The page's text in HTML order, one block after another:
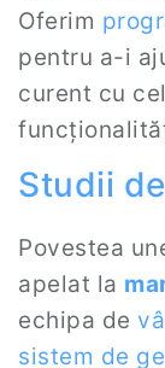
Oferim
pentru a-i
curent cu
Studii
Povestea
apelat la
echipa de
sistem de